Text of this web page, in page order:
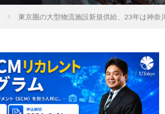
東京圏の大型物流施設新規供給、23年は神奈